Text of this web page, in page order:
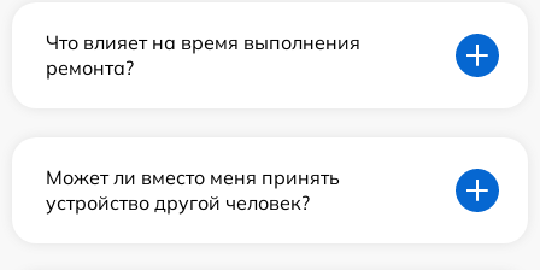
Что влияет на время выполнения
ремонта?
Может ли вместо меня принять
устройство другой человек?